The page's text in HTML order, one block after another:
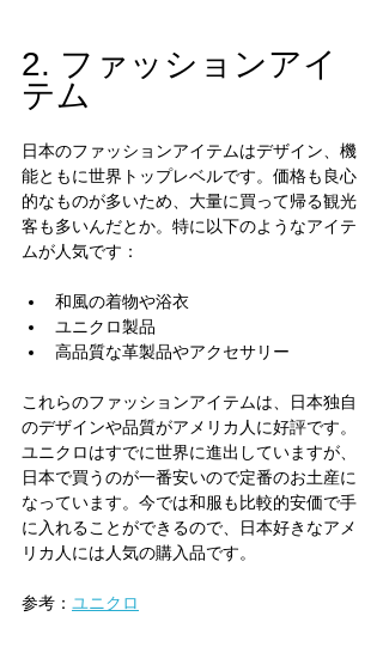
2. ファッションアイ
テム
日本のファッションアイテムはデザイン、機
能ともに世界トップレベルです。価格も良心
的なものが多いため、大量に買って帰る観光
客も多いんだとか。特に以下のようなアイテ
ムが人気です：
和風の着物や浴衣
ユニクロ製品
高品質な革製品やアクセサリー
これらのファッションアイテムは、日本独自
のデザインや品質がアメリカ人に好評です。
ユニクロはすでに世界に進出していますが、
日本で買うのが一番安いので定番のお土産に
なっています。今では和服も比較的安価で手
に入れることができるので、日本好きなアメ
リカ人には人気の購入品です。
参考： ユニクロ